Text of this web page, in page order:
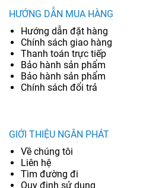
HƯỚNG DẪN MUA HÀNG
Hướng dẫn đặt hàng
Chính sách giao hàng
Thanh toán trực tiếp
Bảo hành sản phẩm
Bảo hành sản phẩm
Chính sách đổi trả
GIỚI THIỆU NGÂN PHÁT
Về chúng tôi
Liên hệ
Tìm đường đi
Quy định sử dụng